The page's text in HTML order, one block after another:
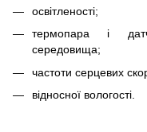
освітленості;
термопара і
середовища;
частоти серцевих
відносної вологості.